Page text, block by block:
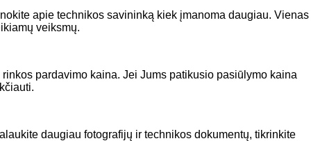
apie technikos savininką kiek įmanoma daugiau. Vienas
veiksmų.
pardavimo kaina. Jei Jums patikusio pasiūlymo kaina
daugiau fotografijų ir technikos dokumentų, tikrinkite